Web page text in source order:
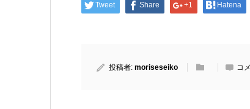
Tweet Share +1 Hatena
投稿者: moriseseiko コ